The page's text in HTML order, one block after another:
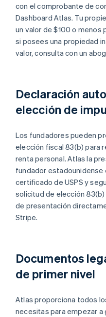
con el comprobante de
Dashboard Atlas. Tu
un valor de $100 o menos
si posees una propiedad
valor, consulta con un
Declaración
elección de
Los fundadores pueden
elección fiscal 83(b) para
renta personal. Atlas la
fundador estadounidense
certificado de USPS y
solicitud de elección
de presentación
Stripe.
Documentos
de primer nivel
Atlas proporciona todos
necesitas para empezar